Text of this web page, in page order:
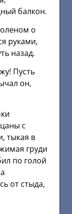
балкон.
о
руками,
назад.
Пусть
он,
с
тыкая в
груди
по голой
от стыда,